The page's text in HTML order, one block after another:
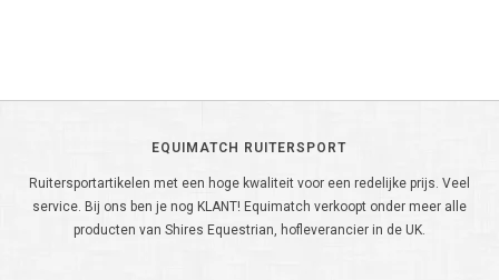
EQUIMATCH RUITERSPORT
Ruitersportartikelen met een hoge kwaliteit voor een redelijke prijs. Veel
service. Bij ons ben je nog KLANT! Equimatch verkoopt onder meer alle
producten van Shires Equestrian, hofleverancier in de UK.